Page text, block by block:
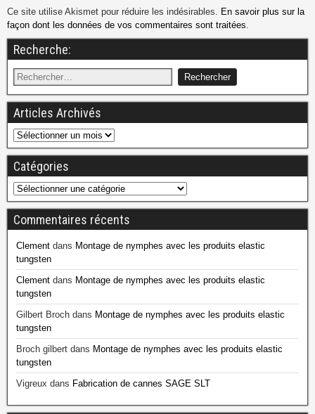
Ce site utilise Akismet pour réduire les indésirables. En savoir plus sur la
façon dont les données de vos commentaires sont traitées
Recherche:
Articles Archivés
Catégories
Commentaires récents
Clement dans Montage de nymphes avec les produits elastic
tungsten
Clement dans Montage de nymphes avec les produits elastic
tungsten
Gilbert Broch dans Montage de nymphes avec les produits elastic
tungsten
Broch gilbert dans Montage de nymphes avec les produits elastic
tungsten
Vigreux dans Fabrication de cannes SAGE SLT